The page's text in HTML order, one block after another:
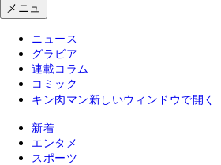
メニュ
ニュース
グラビア
連載コラム
コミック
キン肉マン 新しいウィンドウで開く
新着
エンタメ
スポーツ